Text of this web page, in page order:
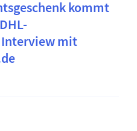
kommt
Interview mit